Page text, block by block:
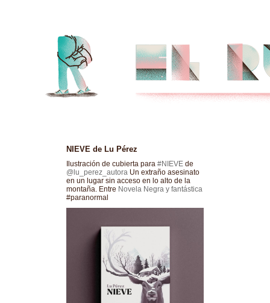
NIEVE de Lu Pérez
Ilustración de cubierta para #NIEVE de
@lu_perez_autora Un extraño asesinato
en un lugar sin acceso en lo alto de la
montaña. Entre Novela Negra y fantástica
#paranormal